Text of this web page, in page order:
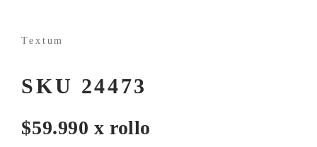
Textum
SKU 24473
$59.990 x rollo